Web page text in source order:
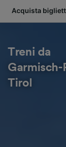
Acquista
Treni da
Garmisch-
Tirol